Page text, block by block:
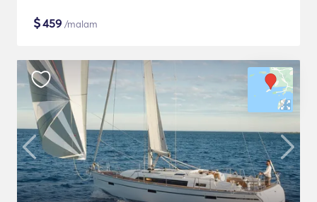
$459 /malam